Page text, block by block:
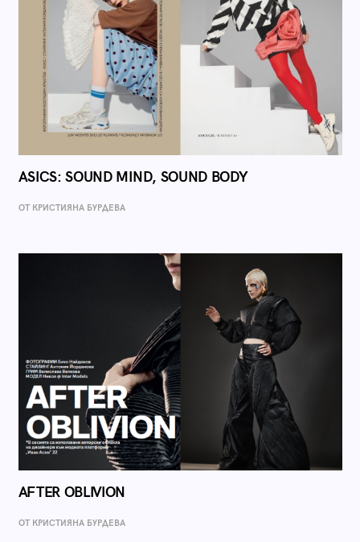
ASICS: SOUND MIND, SOUND BODY
ОТ КРИСТИЯНА БУРДЕВА
AFTER OBLIVION
ОТ КРИСТИЯНА БУРДЕВА